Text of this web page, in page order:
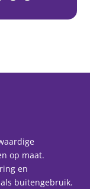
op maat.
en
buitengebruik.